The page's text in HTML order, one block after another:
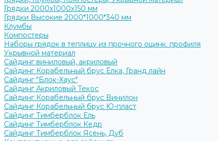
Грядки 2000х1000х150 мм
Грядки Высокие 2000*1000*340 мм
Клумбы
Компостеры
Наборы грядок в теплицу из прочного оцинк. профиля
Укрывной материал
Сайдинг виниловый, акриловый
Сайдинг Корабельный брус Ёлка, Гранд лайн
Сайдинг "Блок-Хаус"
Сайдинг Акриловый Текос
Сайдинг Корабельный брус Винилон
Сайдинг Корабельный брус Ю-пласт
Сайдинг Тимберблок Ель
Сайдинг Тимберблок Кедр
Сайдинг Тимберблок Ясень, Дуб